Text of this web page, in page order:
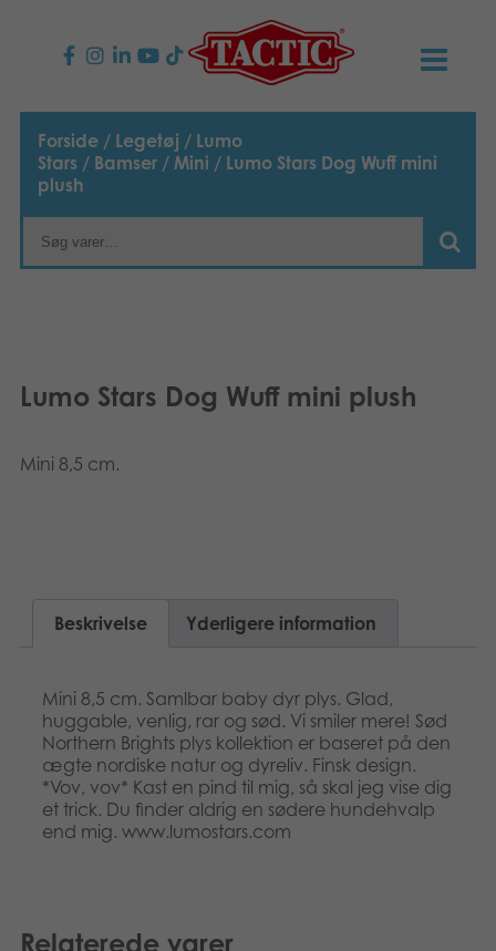
PRODUKTER
Børnespil
Familiespil
Puslespil
Legetøj
Arkiverede produkter
NYHEDER
TACTIC
Vores historie
Links
Media
Dansk
English
Français
Polski
Svenska
Forside / Legetøj / Lumo
Stars / Bamser / Mini / Lumo Stars Dog Wuff mini
plush
Lumo Stars Dog Wuff mini plush
Mini 8,5 cm.
Beskrivelse Yderligere information
Mini 8,5 cm. Samlbar baby dyr plys. Glad,
huggable, venlig, rar og sød. Vi smiler mere! Sød
Northern Brights plys kollektion er baseret på den
ægte nordiske natur og dyreliv. Finsk design.
*Vov, vov* Kast en pind til mig, så skal jeg vise dig
et trick. Du finder aldrig en sødere hundehvalp
end mig. www.lumostars.com
Relaterede varer